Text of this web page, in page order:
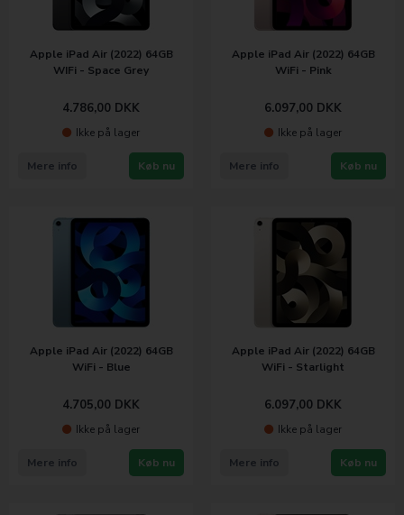
Apple iPad Air (2022) 64GB
WIFi - Space Grey
4.786,00 DKK
Ikke på lager
Køb nu
Mere info
Apple iPad Air (2022) 64GB
WiFi - Pink
6.097,00 DKK
Ikke på lager
Køb nu
Mere info
Apple iPad Air (2022) 64GB
WiFi - Blue
4.705,00 DKK
Ikke på lager
Køb nu
Mere info
Apple iPad Air (2022) 64GB
WiFi - Starlight
6.097,00 DKK
Ikke på lager
Køb nu
Mere info